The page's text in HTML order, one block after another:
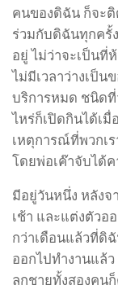
คนของดิฉัน ก็จะ
ร่วมกับดิฉันทุกครั้
อยู่ ไม่ว่าจะเป็นที่
ไม่มีเวลาว่างเป็น
บริการหมด ชนิดที่
ไหร่ก็เปิดกินได้เ
เหตุการณ์ที่พวกเ
โดยพ่อเค๊าจับได้ค
มีอยู่วันหนึ่ง หลังจ
เช้า และแต่งตัวอ
กว่าเดือนแล้วที่ดิ
ออกไปทำงานแล้
ลูกชายทั้งสองคน